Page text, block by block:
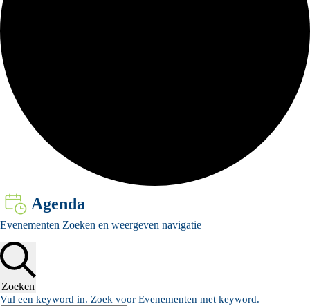
Agenda
Evenementen
21
juni,
2026
Evenementen Zoeken en weergeven navigatie
Zoeken
Vul een keyword in. Zoek voor Evenementen met keyword.